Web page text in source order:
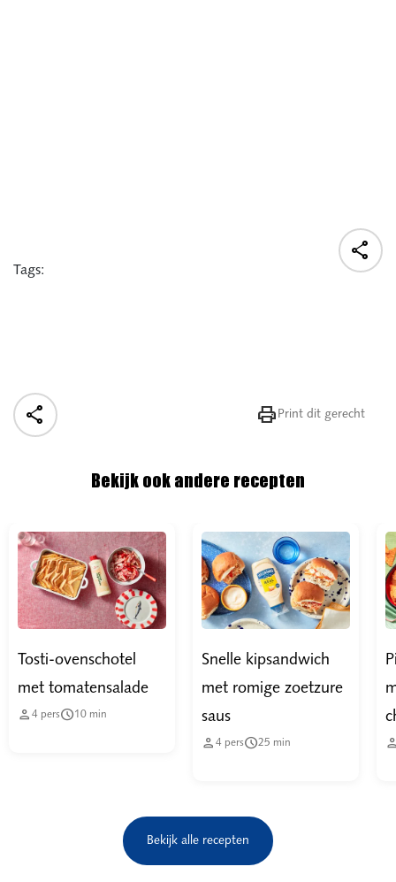
Tags:

  Print dit gerecht
Bekijk ook andere recepten
Tosti-ovenschotel
met tomatensalade
 4 pers10 min
Snelle kipsandwich
met romige zoetzure
saus
 4 pers25 min
Bekijk alle recepten